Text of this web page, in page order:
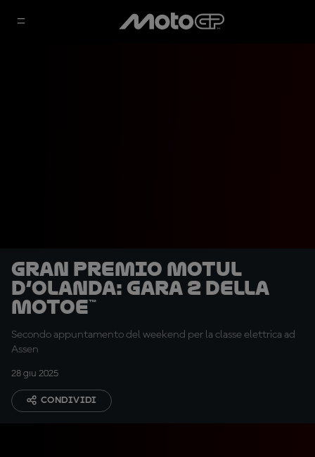
Gran Premio Motul
d’Olanda: Gara 2 della
MotoE™
Secondo appuntamento del weekend per la classe elettrica ad
Assen
28 giu 2025
CONDIVIDI